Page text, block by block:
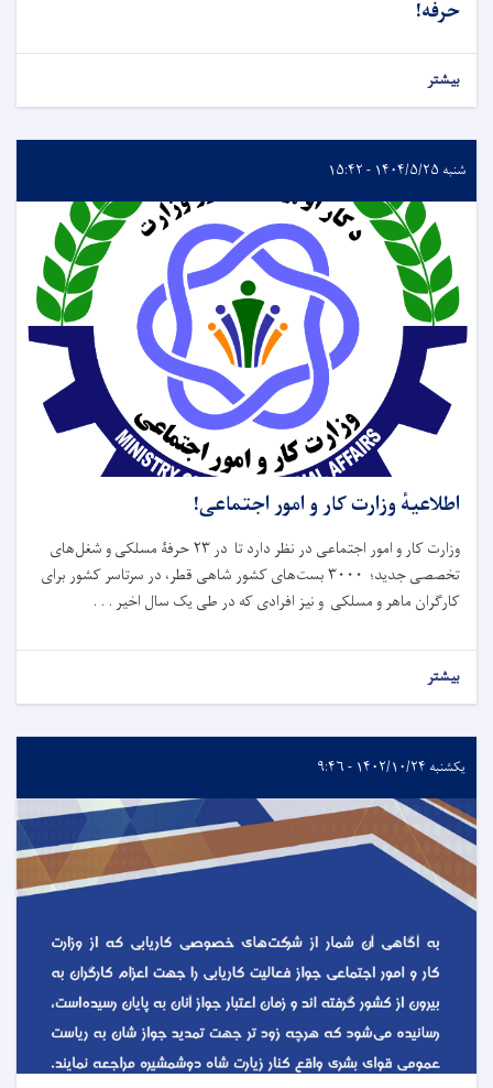
حرفه!
بیشتر
شنبه ۱۴۰۴/۵/۲۵ - ۱۵:۴۲
اطلاعیهٔ وزارت کار و امور اجتماعی!
وزارت کار و امور اجتماعی در نظر دارد تا در ۲۳ حرفۀ مسلکی و شغل‌های
تخصصی جدید؛ ۳۰۰۰ بست‌های کشور شاهی قطر، در سرتاسر کشور برای
کارگران ماهر و مسلکی و نیز افرادی که در طی یک سال اخیر . . .
بیشتر
یکشنبه ۱۴۰۲/۱۰/۲۴ - ۹:۴۶